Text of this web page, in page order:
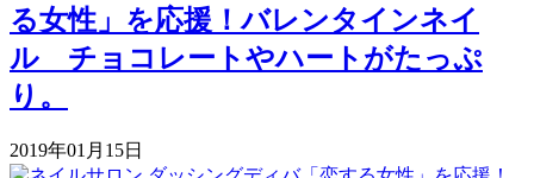
る女性」を応援！バレンタインネイ
ル チョコレートやハートがたっぷ
り。
2019年01月15日